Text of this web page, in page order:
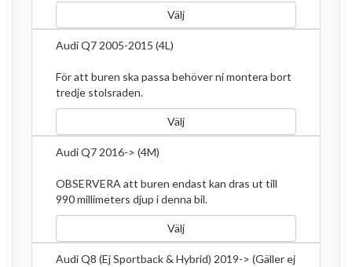
Välj
Audi Q7 2005-2015 (4L)
För att buren ska passa behöver ni montera bort
tredje stolsraden.
Välj
Audi Q7 2016-> (4M)
OBSERVERA att buren endast kan dras ut till
990 millimeters djup i denna bil.
Välj
Audi Q8 (Ej Sportback & Hybrid) 2019-> (Gäller ej